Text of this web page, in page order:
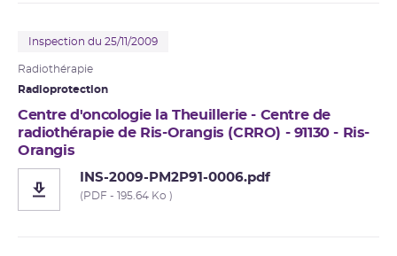
Inspection du 25/11/2009
Radiothérapie
Radioprotection
Centre d'oncologie la Theuillerie - Centre de
radiothérapie de Ris-Orangis (CRRO) - 91130 - Ris-
Orangis
INS-2009-PM2P91-0006.pdf
(PDF - 195.64 Ko )